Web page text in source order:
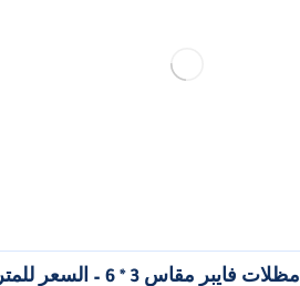
مظلات فايبر مقاس 3 * 6 – السعر للمتر